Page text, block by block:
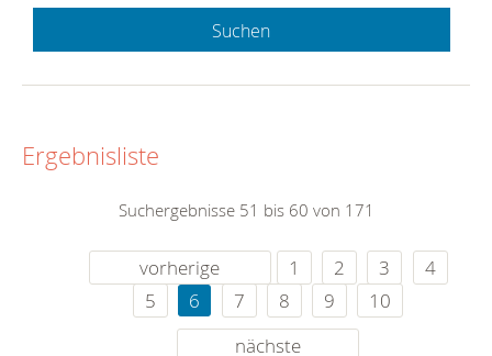
Suchen
Ergebnisliste
Suchergebnisse 51 bis 60 von 171
vorherige 1 2 3
4
5
6 7 8 9
10
nächste